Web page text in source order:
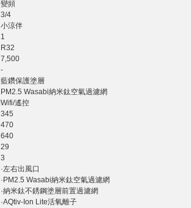
變頻
3/4
小涼伴
1
R32
7,500
-
藍鑽保護塗層
PM2.5 Wasabi納米鈦空氣過濾網
Wifi/遙控
345
470
640
29
3
·左右出風口
·PM2.5 Wasabi納米鈦空氣過濾網
·納米鈦不銹鋼塗層前置過濾網
·AQtiv-Ion Lite活氧離子